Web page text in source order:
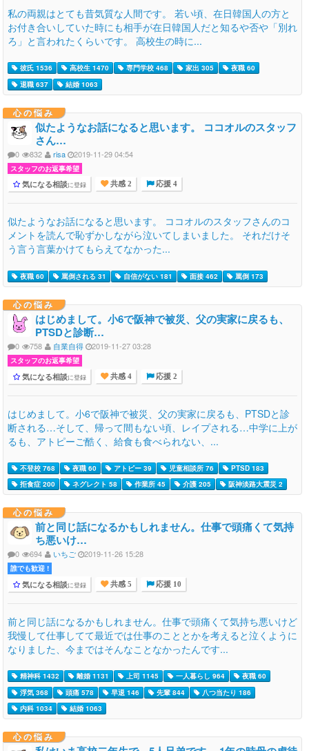
私の両親はとても昔気質な人間です。 若い頃、在日韓国人の方と
お付き合いしていた時にも相手が在日韓国人だと知るや否や「別れ
ろ」と言われたくらいです。 高校生の時に...
彼氏 1536 高校生 1470 専門学校 468 家出 305
夜職 60
退職 637
結婚 1063
心の悩み
似たようなお話になると思います。 ココオルのスタッフ
さん…
0 832 risa 2019-11-29 04:54
スタッフのお返事希望
気になる相談に登録 共感 2 応援 4
似たようなお話になると思います。 ココオルのスタッフさんのコ
メントを読んで恥ずかしながら泣いてしまいました。 それだけそ
う言う言葉かけてもらえてなかった...
夜職 60 罵倒される 31 自信がない 181 面接 462 罵倒 173
心の悩み
はじめまして。小6で阪神で被災、父の実家に戻るも、
PTSDと診断…
0 758 自業自得 2019-11-27 03:28
スタッフのお返事希望
気になる相談に登録 共感 4 応援 2
はじめまして。小6で阪神で被災、父の実家に戻るも、PTSDと診
断される…そして、帰って間もない頃、レイプされる…中学に上が
るも、アトピーご酷く、給食も食べられない、...
不登校 768 夜職 60 アトピー 39 児童相談所 76
PTSD 183
拒食症 200
ネグレクト 58 作業所 45 介護 205 阪神淡路大震災 2
心の悩み
前と同じ話になるかもしれません。仕事で頭痛くて気持
ち悪いけ…
0 694 いちご 2019-11-26 15:28
誰でも歓迎 !
気になる相談に登録 共感 5 応援 10
前と同じ話になるかもしれません。仕事で頭痛くて気持ち悪いけど
我慢して仕事してて最近では仕事のこととかを考えると泣くように
なりました、今まではそんなことなかったんです...
精神科 1432 離婚 1131 上司 1145 一人暮らし 964
夜職 60
浮気 368
頭痛 578 早退 146 先輩 844
八つ当たり 186
内科 1034
結婚 1063
心の悩み